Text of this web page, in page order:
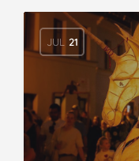
JUL 21